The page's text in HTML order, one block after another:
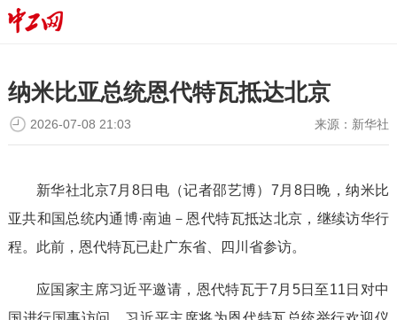
纳米比亚总统恩代特瓦抵达北京
来源： 新华社
2026-07-08 21:03
新华社北京7月8日电（记者邵艺博）7月8日晚，纳米比
亚共和国总统内通博·南迪－恩代特瓦抵达北京，继续访华行
程。此前，恩代特瓦已赴广东省、四川省参访。
应国家主席习近平邀请，恩代特瓦于7月5日至11日对中